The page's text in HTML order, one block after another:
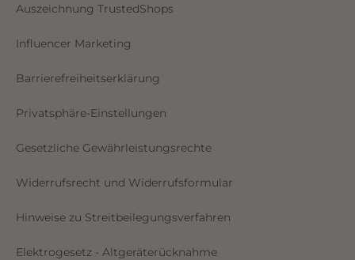
Auszeichnung TrustedShops
Influencer Marketing
Barrierefreiheitserklärung
Privatsphäre-Einstellungen
Gesetzliche Gewährleistungsrechte
Widerrufsrecht und Widerrufsformular
Hinweise zu Streitbeilegungsverfahren
Elektrogesetz - Altgeräterücknahme